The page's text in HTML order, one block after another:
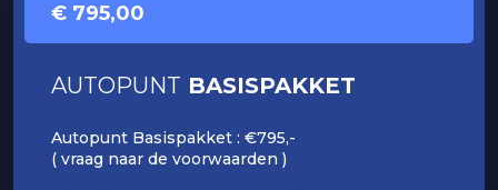
€ 795,00
AUTOPUNT BASISPAKKET
Autopunt Basispakket : €795,-
( vraag naar de voorwaarden )